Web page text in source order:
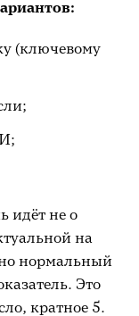
(ключевому
идёт не о
на
нормальный
Это
кратное 5.